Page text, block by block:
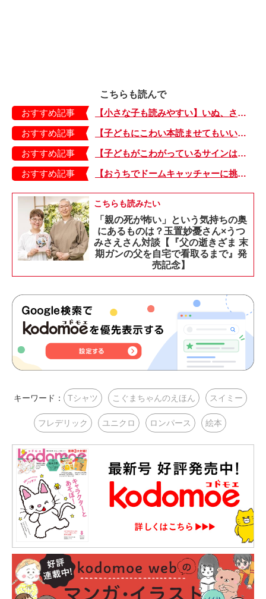
こちらも読んで
おすすめ記事
【小さな子も読みやすい】いぬ、さる、うさぎ、ゴリラにあひる…動物たちのまねっこできるかな？『まねまねっこ』発売中！
おすすめ記事
【子どもにこわい本読ませてもいいの？】「子どもはどのようなものにこわさを感じやすいのでしょうか？」
おすすめ記事
【子どもがこわがっているサインは？】「読み聞かせのとき、子どもがこわがっていると判断できるサインを教えてください！」
おすすめ記事
【おうちでドームキャッチャーに挑戦だ】アンパンマン わくわくドームキャッチャー
こちらも読みたい
「親の死が怖い」という気持ちの奥
にあるものは？玉置妙憂さん×うつ
みさえさん対談【『父の逝きざま 末
期ガンの父を自宅で看取るまで』発
売記念】
キーワード： Tシャツ こぐまちゃんのえほん スイミー
フレデリック ユニクロ ロンパース 絵本